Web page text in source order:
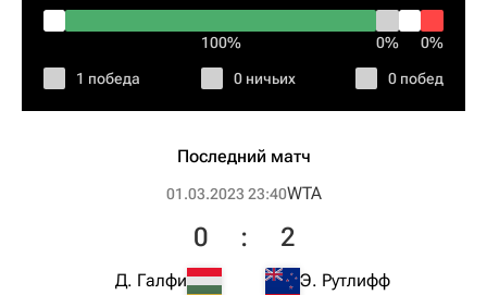
100% 0% 0%
1 победа 0 ничьих 0 побед
Последний матч
01.03.2023 23:40WTA
Д. Галфи
0 : 2
Э. Рутлифф